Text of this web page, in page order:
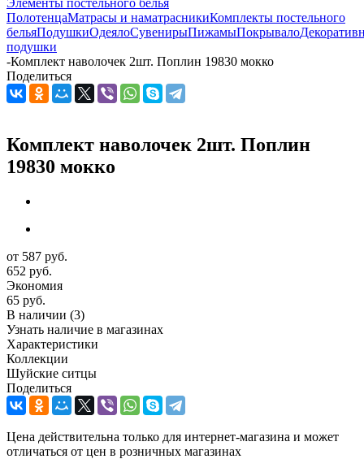
Элементы постельного белья
ПолотенцаМатрасы и наматрасникиКомплекты постельного
бельяПодушкиОдеялоСувенирыПижамыПокрывало
подушки
-Комплект наволочек 2шт. Поплин 19830 мокко
Поделиться
Комплект наволочек 2шт. Поплин
19830 мокко
от 587 руб.
652 руб.
Экономия
65 руб.
В наличии (3)
Узнать наличие в магазинах
Характеристики
Коллекции
Шуйские ситцы
Поделиться
Цена действительна только для интернет-магазина и может
отличаться от цен в розничных магазинах